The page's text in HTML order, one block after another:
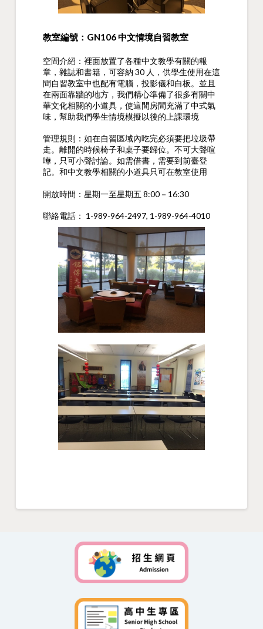
教室編號：GN106 中文情境自習教室
空間介紹：裡面放置了各種中文教學有關的報
章，雜誌和書籍，可容納 30 人，供學生使用在這
間自習教室中也配有電腦，投影儀和白板。並且
在兩面靠牆的地方，我們精心準備了很多有關中
華文化相關的小道具，使這間房間充滿了中式氣
味，幫助我們學生情境模擬以後的上課環境
管理規則：如在自習區域內吃完必須要把垃圾帶
走。離開的時候椅子和桌子要歸位。不可大聲喧
嘩，只可小聲討論。如需借書，需要到前臺登
記。和中文教學相關的小道具只可在教室使用
開放時間：星期一至星期五 8:00－16:30
聯絡電話： 1-989-964-2497, 1-989-964-4010